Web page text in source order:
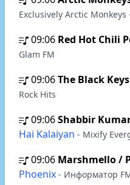
Exclusively Arctic Monkeys
09:06 Red Hot Chili
Glam FM
09:06The Black Keys
Rock Hits
09:06Shabbir
Hai Kalaiyan - Mixify
09:06 Marshmello /
Phoenix - Информатор